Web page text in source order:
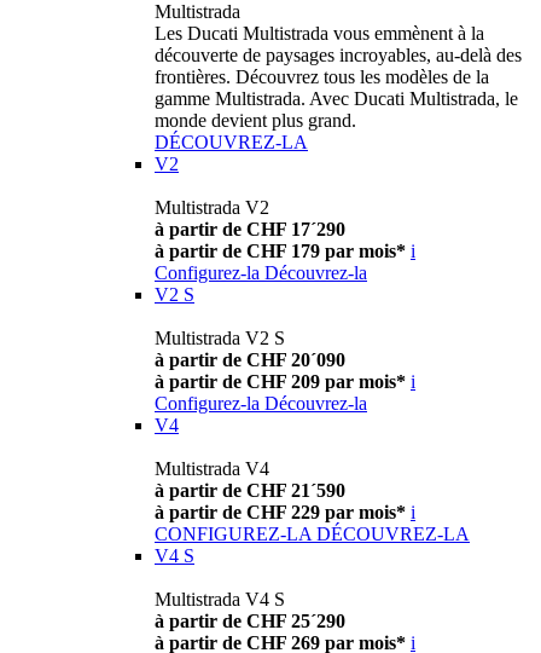
Multistrada
Les Ducati Multistrada vous emmènent à la
découverte de paysages incroyables, au-delà des
frontières. Découvrez tous les modèles de la
gamme Multistrada. Avec Ducati Multistrada, le
monde devient plus grand.
DÉCOUVREZ-LA
V2
Multistrada V2
à partir de CHF 17´290
à partir de CHF 179 par mois* i
Configurez-la Découvrez-la
V2 S
Multistrada V2 S
à partir de CHF 20´090
à partir de CHF 209 par mois* i
Configurez-la Découvrez-la
V4
Multistrada V4
à partir de CHF 21´590
à partir de CHF 229 par mois* i
CONFIGUREZ-LA DÉCOUVREZ-LA
V4 S
Multistrada V4 S
à partir de CHF 25´290
à partir de CHF 269 par mois* i